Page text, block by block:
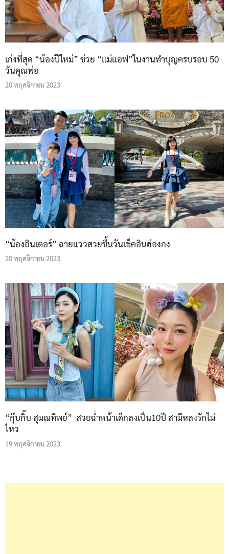
เก่งที่สุด “น้องปีใหม่” ช่วย “แม่แอฟ”ในงานทำบุญครบรอบ 50
วันคุณพ่อ
20 พฤศจิกายน 2023
“น้องอินเตอร์” ฉายแววสวยขึ้นวันเช็คอินฮ่องกง
20 พฤศจิกายน 2023
“กุ๊บกิ๊บ สุมณทิพย์” สวยฉ่ำหน้าเด็กลงเป็น10ปี สามีหลงรักไม่
ไหว
19 พฤศจิกายน 2023